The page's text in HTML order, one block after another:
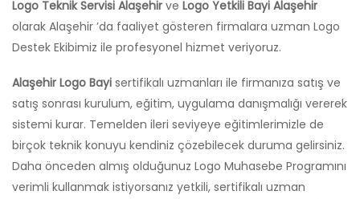
Logo Teknik Servisi Alaşehir ve Logo Yetkili Bayi Alaşehir
olarak Alaşehir ’da faaliyet gösteren firmalara uzman Logo
Destek Ekibimiz ile profesyonel hizmet veriyoruz.
Alaşehir Logo Bayi sertifikalı uzmanları ile firmanıza satış ve
satış sonrası kurulum, eğitim, uygulama danışmalığı vererek
sistemi kurar. Temelden ileri seviyeye eğitimlerimizle de
birçok teknik konuyu kendiniz çözebilecek duruma gelirsiniz.
Daha önceden almış olduğunuz Logo Muhasebe Programını
verimli kullanmak istiyorsanız yetkili, sertifikalı uzman